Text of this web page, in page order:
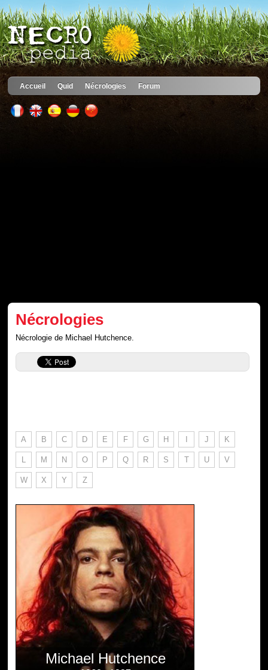
Accueil Quid Nécrologies Forum
Nécrologies
Nécrologie de Michael Hutchence.
A B C D E F G H I J K
L M N O P Q R S T U V
W X Y Z
Michael Hutchence